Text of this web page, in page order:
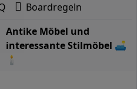
Boardregeln
Antike Möbel und
interessante Stilmöbel 🛋️
🕯️